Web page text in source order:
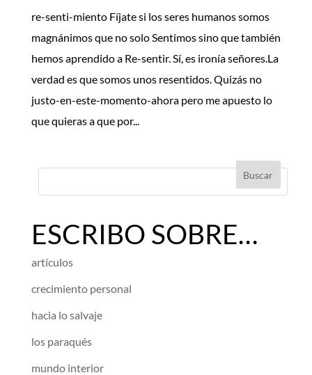
re-senti-miento Fíjate si los seres humanos somos
magnánimos que no solo Sentimos sino que también
hemos aprendido a Re-sentir. Sí, es ironía señores.La
verdad es que somos unos resentidos. Quizás no
justo-en-este-momento-ahora pero me apuesto lo
que quieras a que por...
ESCRIBO SOBRE…
artículos
crecimiento personal
hacia lo salvaje
los paraqués
mundo interior